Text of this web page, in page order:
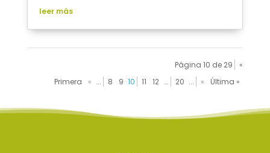
leer más
Página 10 de 29
«
Primera
« ... 8 9 10 11 12 ... 20 ... » Última »